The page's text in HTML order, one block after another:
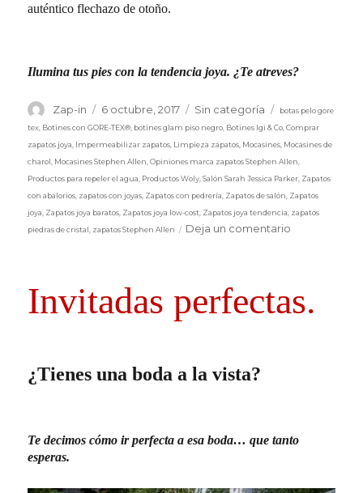
auténtico flechazo de otoño.
Ilumina tus pies con la tendencia joya. ¿Te atreves?
Autor
Zap-in
Publicado
el
6 octubre, 2017 Categorías
Sin categoría
botas pelo gore
tex Botines con GORE-TEX® botines glam piso negro Botines Igi & Co ,Comprar
zapatos joya Impermeabilizar zapatos Limpieza zapatos Mocasines Mocasines de
charol Mocasines Stephen Allen ,Opiniones marca zapatos Stephen Allen
Productos para repeler el agua Productos Woly ,Salón Sarah Jessica Parker Zapatos
con abalorios zapatos con joyas Zapatos con pedrería Zapatos de salón Zapatos
joya Zapatos joya baratos Zapatos joya low-cost Zapatos joya tendencia zapatos
piedras de cristal zapatos Stephen Allen Deja un comentario
Zap-
in!
Invitadas perfectas.
¿Tienes una boda a la vista?
Te decimos cómo ir perfecta a esa boda… que tanto
esperas.